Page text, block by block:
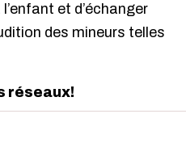
et d’échanger
des mineurs telles
réseaux!